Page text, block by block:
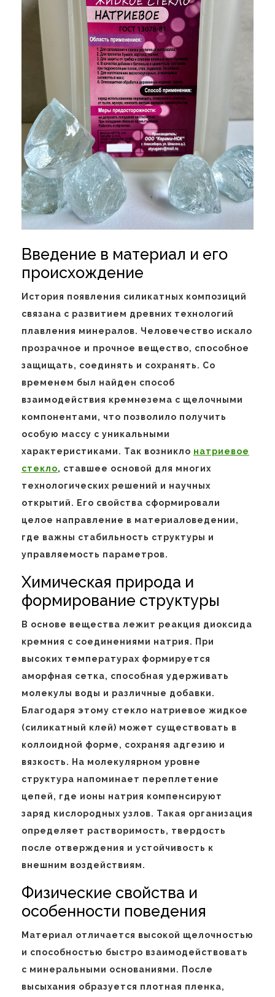
Введение в материал и его
происхождение
История появления силикатных композиций
связана с развитием древних технологий
плавления минералов. Человечество искало
прозрачное и прочное вещество, способное
защищать, соединять и сохранять. Со
временем был найден способ
взаимодействия кремнезема с щелочными
компонентами, что позволило получить
особую массу с уникальными
характеристиками. Так возникло натриевое
стекло, ставшее основой для многих
технологических решений и научных
открытий. Его свойства сформировали
целое направление в материаловедении,
где важны стабильность структуры и
управляемость параметров.
Химическая природа и
формирование структуры
В основе вещества лежит реакция диоксида
кремния с соединениями натрия. При
высоких температурах формируется
аморфная сетка, способная удерживать
молекулы воды и различные добавки.
Благодаря этому стекло натриевое жидкое
(силикатный клей) может существовать в
коллоидной форме, сохраняя адгезию и
вязкость. На молекулярном уровне
структура напоминает переплетение
цепей, где ионы натрия компенсируют
заряд кислородных узлов. Такая организация
определяет растворимость, твердость
после отверждения и устойчивость к
внешним воздействиям.
Физические свойства и
особенности поведения
Материал отличается высокой щелочностью
и способностью быстро взаимодействовать
с минеральными основаниями. После
высыхания образуется плотная пленка,